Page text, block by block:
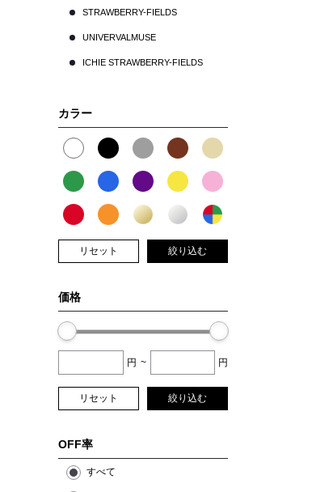
STRAWBERRY-FIELDS
UNIVERVALMUSE
ICHIE STRAWBERRY-FIELDS
カラー
リセット 絞り込む
価格
円 ~ 円
リセット 絞り込む
OFF率
すべて